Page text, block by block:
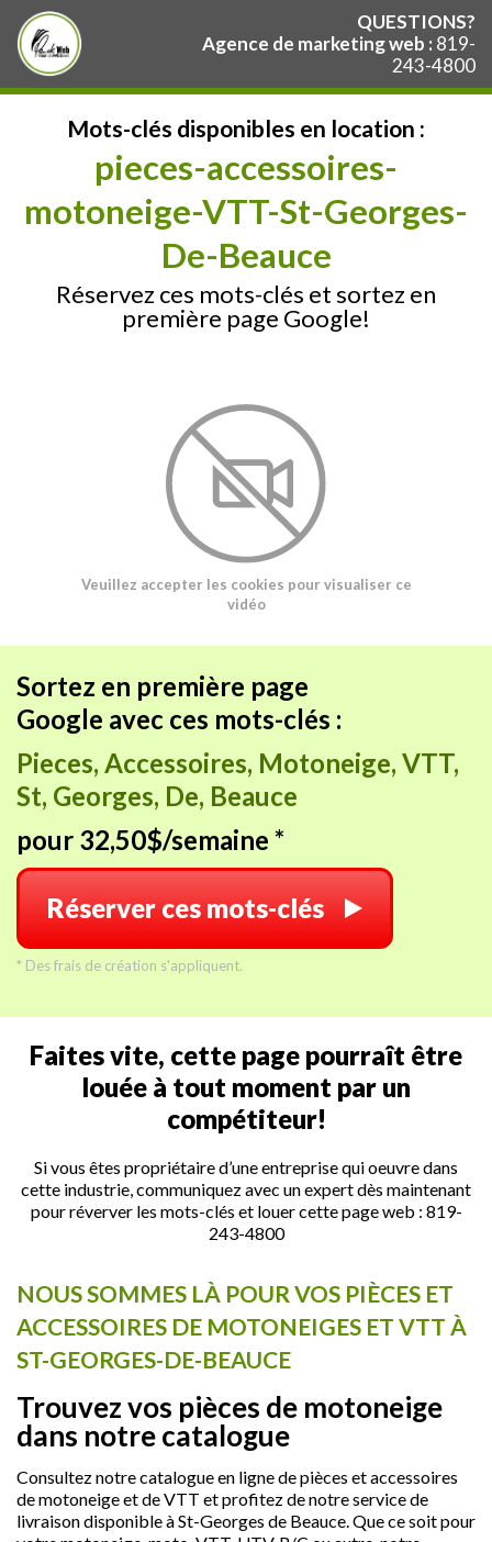
QUESTIONS?
Agence de marketing web : 819-
243-4800
Mots-clés disponibles en location :
pieces-accessoires-
motoneige-VTT-St-Georges-
De-Beauce
Réservez ces mots-clés et sortez en
première page Google!
Veuillez accepter les cookies pour visualiser ce
vidéo
Sortez en première page
Google avec ces mots-clés :
Pieces, Accessoires, Motoneige, VTT,
St, Georges, De, Beauce
pour 32,50$/semaine *
Réserver ces mots-clés
* Des frais de création s'appliquent.
Faites vite, cette page pourraît être
louée à tout moment par un
compétiteur!
Si vous êtes propriétaire d’une entreprise qui oeuvre dans
cette industrie, communiquez avec un expert dès maintenant
pour réverver les mots-clés et louer cette page web : 819-
243-4800
NOUS SOMMES LÀ POUR VOS PIÈCES ET
ACCESSOIRES DE MOTONEIGES ET VTT À
ST-GEORGES-DE-BEAUCE
Trouvez vos pièces de motoneige
dans notre catalogue
Consultez notre catalogue en ligne de pièces et accessoires
de motoneige et de VTT et profitez de notre service de
livraison disponible à St-Georges de Beauce. Que ce soit pour